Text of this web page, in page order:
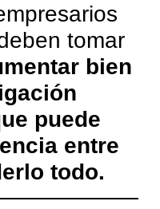
tomar
bien
puede
entre
todo.